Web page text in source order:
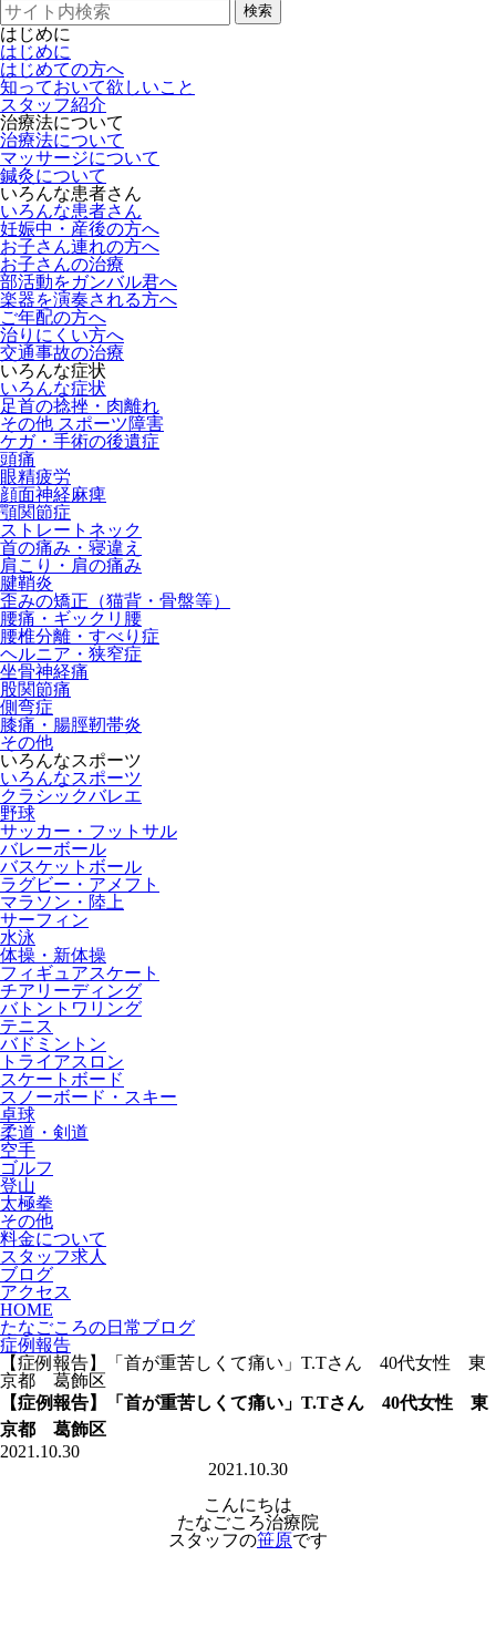
検索
はじめに
はじめに
はじめての方へ
知っておいて欲しいこと
スタッフ紹介
治療法について
治療法について
マッサージについて
鍼灸について
いろんな患者さん
いろんな患者さん
妊娠中・産後の方へ
お子さん連れの方へ
お子さんの治療
部活動をガンバル君へ
楽器を演奏される方へ
ご年配の方へ
治りにくい方へ
交通事故の治療
いろんな症状
いろんな症状
足首の捻挫・肉離れ
その他 スポーツ障害
ケガ・手術の後遺症
頭痛
眼精疲労
顔面神経麻痺
顎関節症
ストレートネック
首の痛み・寝違え
肩こり・肩の痛み
腱鞘炎
歪みの矯正（猫背・骨盤等）
腰痛・ギックリ腰
腰椎分離・すべり症
ヘルニア・狭窄症
坐骨神経痛
股関節痛
側弯症
膝痛・腸脛靭帯炎
その他
いろんなスポーツ
いろんなスポーツ
クラシックバレエ
野球
サッカー・フットサル
バレーボール
バスケットボール
ラグビー・アメフト
マラソン・陸上
サーフィン
水泳
体操・新体操
フィギュアスケート
チアリーディング
バトントワリング
テニス
バドミントン
トライアスロン
スケートボード
スノーボード・スキー
卓球
柔道・剣道
空手
ゴルフ
登山
太極拳
その他
料金について
スタッフ求人
ブログ
アクセス
HOME
たなごころの日常ブログ
症例報告
【症例報告】「首が重苦しくて痛い」T.Tさん 40代女性 東
京都 葛飾区
【症例報告】「首が重苦しくて痛い」T.Tさん 40代女性 東
京都 葛飾区
2021.10.30
2021.10.30
こんにちは
たなごころ治療院
スタッフの笹原です